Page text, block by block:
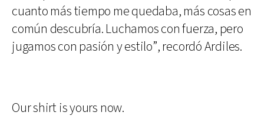
cuanto más tiempo me quedaba, más cosas en
común descubría. Luchamos con fuerza, pero
jugamos con pasión y estilo”, recordó Ardiles.
Our shirt is yours now.